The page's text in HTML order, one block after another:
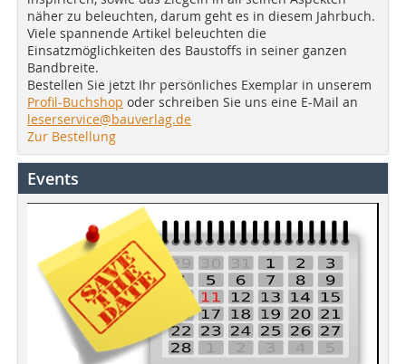
näher zu beleuchten, darum geht es in diesem Jahrbuch.
Viele spannende Artikel beleuchten die
Einsatzmöglichkeiten des Baustoffs in seiner ganzen
Bandbreite.
Bestellen Sie jetzt Ihr persönliches Exemplar in unserem
Profil-Buchshop oder schreiben Sie uns eine E-Mail an
leserservice@bauverlag.de
Zur Bestellung
Events